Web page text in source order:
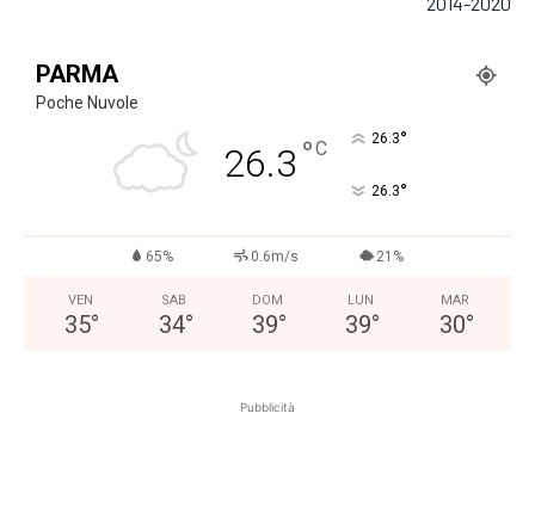
PARMA
Poche Nuvole
26.3 °C 26.3°
26.3°
65% 0.6m/s 21%
VEN
35°
SAB
34°
DOM
39°
LUN
39°
MAR
30°
Pubblicità